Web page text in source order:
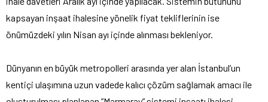
kapsayan inşaat ihalesine yönelik fiyat tekliflerinin ise
önümüzdeki yılın Nisan ayı içinde alınması bekleniyor.
Dünyanın en büyük metropolleri arasında yer alan İstanbul’un
kentiçi ulaşımına uzun vadede kalıcı çözüm sağlamak amacı ile